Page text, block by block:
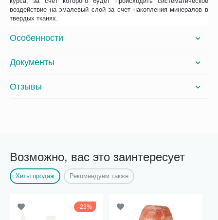
воздействие на эмалевый слой за счет накопления минералов в
твердых тканях.
Особенности
Документы
Отзывы
Возможно, вас это заинтересует
Хиты продаж Рекомендуем также
23%